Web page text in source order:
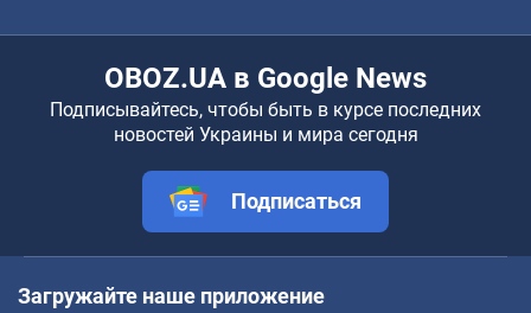
OBOZ.UA в Google News
Подписывайтесь, чтобы быть в курсе последних
новостей Украины и мира сегодня
Подписаться
Загружайте наше приложение